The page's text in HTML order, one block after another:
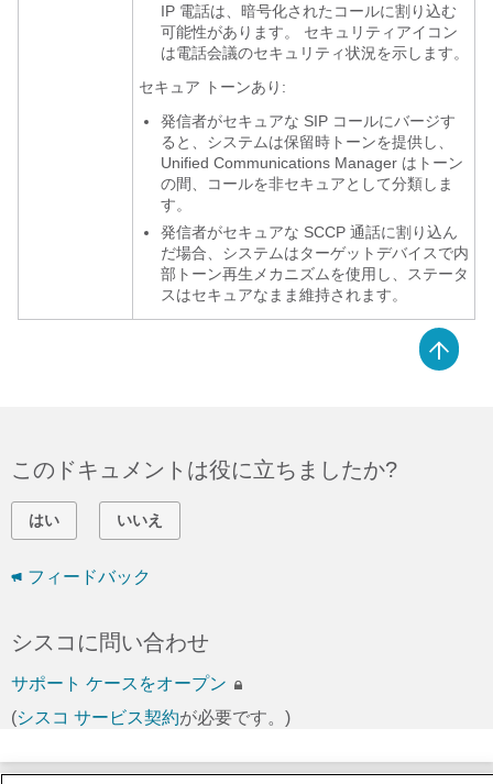
IP 電話は、暗号化されたコールに割り込む
可能性があります。 セキュリティアイコン
は電話会議のセキュリティ状況を示します。
セキュア トーンあり:
発信者がセキュアな SIP コールにバージす
ると、システムは保留時トーンを提供し、
Unified Communications Manager はトーン
の間、コールを非セキュアとして分類しま
す。
発信者がセキュアな SCCP 通話に割り込ん
だ場合、システムはターゲットデバイスで内
部トーン再生メカニズムを使用し、ステータ
スはセキュアなまま維持されます。
このドキュメントは役に立ちましたか?
はい いいえ
フィードバック
シスコに問い合わせ
サポート ケースをオープン
(シスコ サービス契約が必要です。)